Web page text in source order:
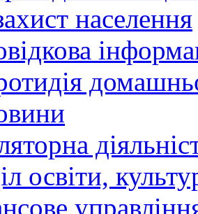
населення
освіти,